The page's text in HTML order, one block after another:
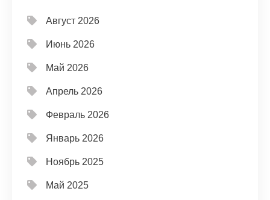
Август 2026
Июнь 2026
Май 2026
Апрель 2026
Февраль 2026
Январь 2026
Ноябрь 2025
Май 2025